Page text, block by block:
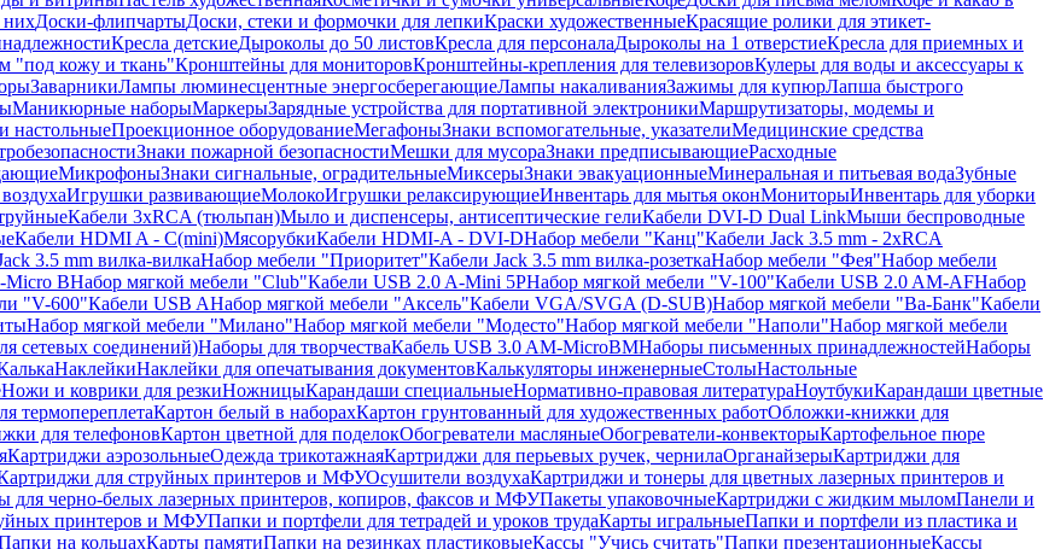
Доски-флипчартыДоски, стеки и формочки для лепкиКраски художественныеКрасящие ролики для этикет-
Кресла детскиеДыроколы до 50 листовКресла для персоналаДыроколы на 1 отверстиеКресла для приемных и
"под кожу и ткань"Кронштейны для мониторовКронштейны-крепления для телевизоровКулеры для воды и аксессуары к
ЗаварникиЛампы люминесцентные энергосберегающиеЛампы накаливанияЗажимы для купюрЛапша быстрого
Маникюрные наборыМаркерыЗарядные устройства для портативной электроникиМаршрутизаторы, модемы и
настольныеПроекционное оборудованиеМегафоныЗнаки вспомогательные, указателиМедицинские средства
Знаки пожарной безопасностиМешки для мусораЗнаки предписывающиеРасходные
МикрофоныЗнаки сигнальные, оградительныеМиксерыЗнаки эвакуационныеМинеральная и питьевая водаЗубные
Игрушки развивающиеМолокоИгрушки релаксирующиеИнвентарь для мытья оконМониторыИнвентарь для уборки
Кабели 3xRCA (тюльпан)Мыло и диспенсеры, антисептические гелиКабели DVI-D Dual LinkМыши беспроводные
Кабели HDMI A - C(mini)МясорубкиКабели HDMI-A - DVI-DНабор мебели "Канц"Кабели Jack 3.5 mm - 2xRCA
3.5 mm вилка-вилкаНабор мебели "Приоритет"Кабели Jack 3.5 mm вилка-розеткаНабор мебели "Фея"Набор мебели
Micro BНабор мягкой мебели "Club"Кабели USB 2.0 A-Mini 5PНабор мягкой мебели "V-100"Кабели USB 2.0 AM-AFНабор
"V-600"Кабели USB AНабор мягкой мебели "Аксель"Кабели VGA/SVGA (D-SUB)Набор мягкой мебели "Ва-Банк"Кабели
Набор мягкой мебели "Милано"Набор мягкой мебели "Модесто"Набор мягкой мебели "Наполи"Набор мягкой мебели
сетевых соединений)Наборы для творчестваКабель USB 3.0 AM-MicroBMНаборы письменных принадлежностейНаборы
НаклейкиНаклейки для опечатывания документовКалькуляторы инженерныеСтолыНастольные
Ножи и коврики для резкиНожницыКарандаши специальныеНормативно-правовая литератураНоутбукиКарандаши цветные
термопереплетаКартон белый в наборахКартон грунтованный для художественных работОбложки-книжки для
для телефоновКартон цветной для поделокОбогреватели масляныеОбогреватели-конвекторыКартофельное пюре
Картриджи аэрозольныеОдежда трикотажнаяКартриджи для перьевых ручек, чернилаОрганайзерыКартриджи для
для струйных принтеров и МФУОсушители воздухаКартриджи и тонеры для цветных лазерных принтеров и
для черно-белых лазерных принтеров, копиров, факсов и МФУПакеты упаковочныеКартриджи с жидким мыломПанели и
принтеров и МФУПапки и портфели для тетрадей и уроков трудаКарты игральныеПапки и портфели из пластика и
на кольцахКарты памятиПапки на резинках пластиковыеКассы "Учись считать"Папки презентационныеКассы